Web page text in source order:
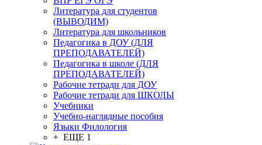
Литература для студентов
(ВЫВОДИМ)
Литература для школьников
Педагогика в ДОУ (ДЛЯ
ПРЕПОДАВАТЕЛЕЙ)
Педагогика в школе (ДЛЯ
ПРЕПОДАВАТЕЛЕЙ)
Рабочие тетради для ДОУ
Рабочие тетради для ШКОЛЫ
Учебники
Учебно-наглядные пособия
Языки Филология
+ ЕЩЕ 1